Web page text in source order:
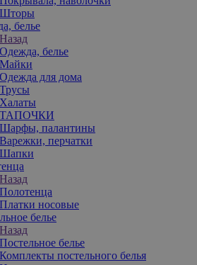
Шторы
белье
Назад
Одежда, белье
Майки
Одежда для дома
Трусы
Халаты
ТАПОЧКИ
Шарфы, палантины
Варежки, перчатки
Шапки
Назад
Полотенца
Платки носовые
белье
Назад
Постельное белье
Комплекты постельного белья